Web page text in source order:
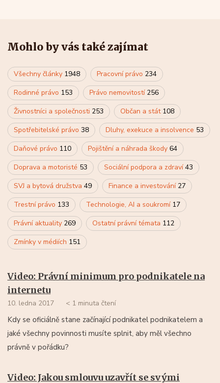
Mohlo by vás také zajímat
Všechny články 1948 Pracovní právo 234
Rodinné právo 153 Právo nemovitostí 256
Živnostníci a společnosti 253 Občan a stát 108
Spotřebitelské právo 38 Dluhy, exekuce a insolvence 53
Daňové právo 110 Pojištění a náhrada škody 64
Doprava a motoristé 53 Sociální podpora a zdraví43
SVJ a bytová družstva 49 Finance a investování 27
Trestní právo 133 Technologie, AI a soukromí 17
Právní aktuality 269 Ostatní právní témata 112
Zmínky v médiích 151
Video: Právní minimum pro podnikatele na
internetu
10. ledna 2017 < 1 minuta čtení
Kdy se oficiálně stane začínající podnikatel podnikatelem a
jaké všechny povinnosti musíte splnit, aby měl všechno
právně v pořádku?
Video: Jakou smlouvu uzavřít se svými